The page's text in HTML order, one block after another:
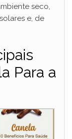
seco,
e, de
Para a